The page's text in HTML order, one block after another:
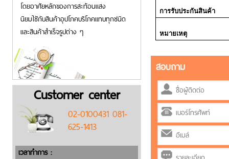
โดยอาศัยหลักของการสะท้อนแสง
นิยมใชักับสินค้าอุปโภคบริโภคแทบทุกชนิด
และสินค้าสำเร็จรูปต่าง ๆ
Customer center
02-0100431 081-
625-1413
เวลาทำการ :
การรับประกันสินค้า
หมายเหตุ
สอบถาม